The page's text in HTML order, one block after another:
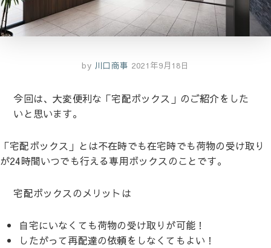
by 川口商事 2021年9月18日
今回は、大変便利な「宅配ボックス」のご紹介をした
いと思います。
「宅配ボックス」とは不在時でも在宅時でも荷物の受け取り
が24時間いつでも行える専用ボックスのことです。
宅配ボックスのメリットは
自宅にいなくても荷物の受け取りが可能！
したがって再配達の依頼をしなくてもよい！